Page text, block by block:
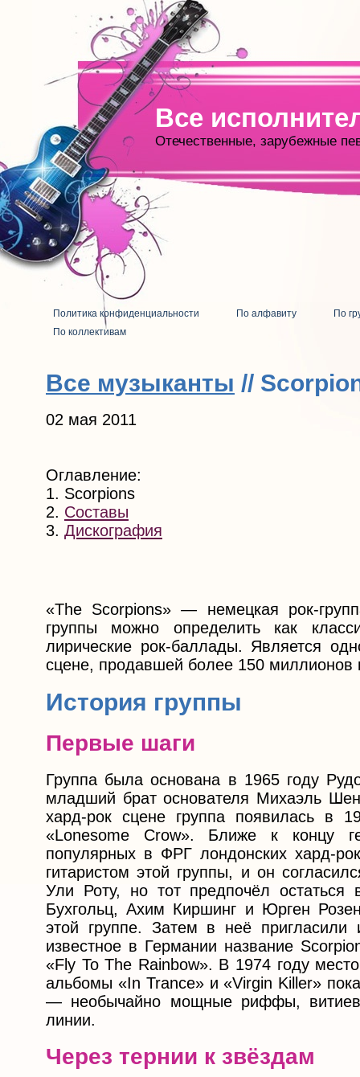
Все
Отечественные, зарубежные
Политика конфиденциальности По алфавиту
По
По коллективам
Все музыканты //
02 мая 2011
Оглавление:
1. Scorpions
2. Составы
3. Дискография
«The Scorpions» — немецкая рок-
группы можно определить как
лирические рок-баллады. Является
сцене, продавшей более 150 миллионов
История группы
Первые шаги
Группа была основана в 1965 году
младший брат основателя Михаэль
хард-рок сцене группа появилась в
«Lonesome Crow». Ближе к концу
популярных в ФРГ лондонских хард-
гитаристом этой группы, и он
Ули Роту, но тот предпочёл остаться
Бухгольц, Ахим Киршинг и Юрген
этой группе. Затем в неё
известное в Германии название
«Fly To The Rainbow». В 1974 году
альбомы «In Trance» и «Virgin Killer»
— необычайно мощные риффы,
линии.
Через тернии к звёздам